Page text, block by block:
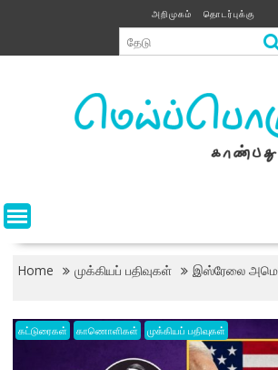
content
அறிமுகம் தொடர்புக்கு
Home முக்கியப் பதிவுகள் இஸ்ரேலை
கட்டுரைகள் காணொளிகள் முக்கியப் பதிவுகள்